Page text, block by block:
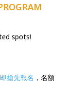
spots!
搶先報名 ，名額